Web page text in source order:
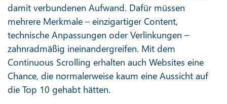
damit verbundenen Aufwand. Dafür müssen
mehrere Merkmale – einzigartiger Content,
technische Anpassungen oder Verlinkungen –
zahnradmäßig ineinandergreifen. Mit dem
Continuous Scrolling erhalten auch Websites eine
Chance, die normalerweise kaum eine Aussicht auf
die Top 10 gehabt hätten.